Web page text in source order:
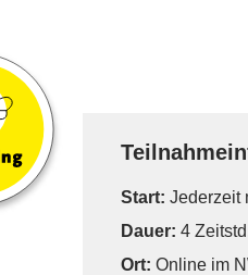
Start: Jederzeit
Dauer: 4
Ort: Online im